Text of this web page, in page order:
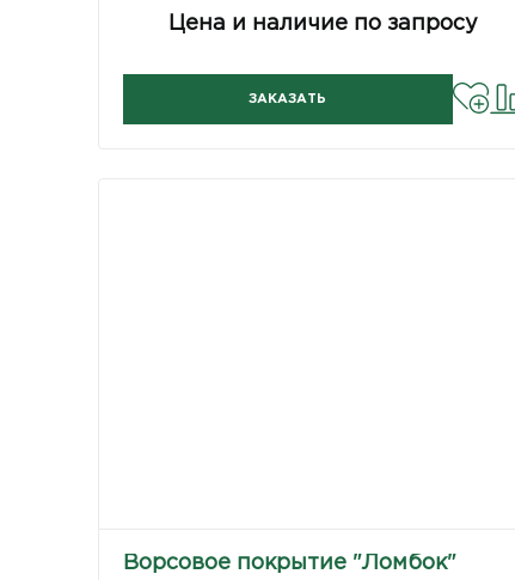
Цена и наличие по запросу
ЗАКАЗАТЬ
Ворсовое покрытие "Ломбок"